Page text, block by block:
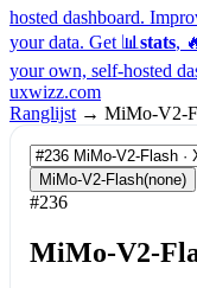
hosted dashboard.
your data. Get 📊 stats,
your own, self-hosted
uxwizz.com
Ranglijst → MiMo-V2-
MiMo-V2-Flash(none)
#236
MiMo-V2-